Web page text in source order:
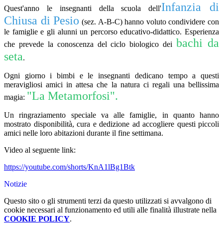
Quest'anno le insegnanti della scuola dell'Infanzia di
Chiusa di Pesio (sez. A-B-C) hanno voluto condividere con
le famiglie e gli alunni un percorso educativo-didattico. Esperienza
che prevede la conoscenza del ciclo biologico dei bachi da
seta.
Ogni giorno i bimbi e le insegnanti dedicano tempo a questi
meravigliosi amici in attesa che la natura ci regali una bellissima
magia: "La Metamorfosi".
Un ringraziamento speciale va alle famiglie, in quanto hanno
mostrato disponibilità, cura e dedizione ad accogliere questi piccoli
amici nelle loro abitazioni durante il fine settimana.
Video al seguente link:
https://youtube.com/shorts/KnA1lBg1Btk
Notizie
Questo sito o gli strumenti terzi da questo utilizzati si avvalgono di
cookie necessari al funzionamento ed utili alle finalità illustrate nella
COOKIE POLICY.